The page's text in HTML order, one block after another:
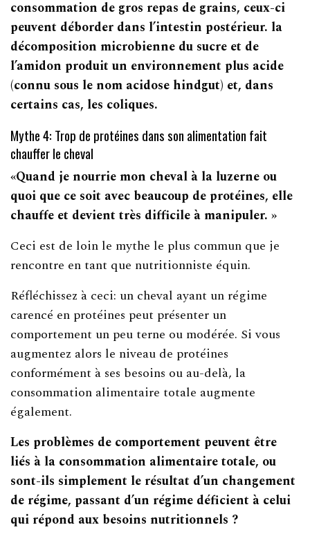
consommation de gros repas de grains, ceux-ci
peuvent déborder dans l’intestin postérieur. la
décomposition microbienne du sucre et de
l’amidon produit un environnement plus acide
(connu sous le nom acidose hindgut) et, dans
certains cas, les coliques.
Mythe 4: Trop de protéines dans son alimentation fait
chauffer le cheval
«Quand je nourrie mon cheval à la luzerne ou
quoi que ce soit avec beaucoup de protéines, elle
chauffe et devient très difficile à manipuler. »
Ceci est de loin le mythe le plus commun que je
rencontre en tant que nutritionniste équin.
Réfléchissez à ceci: un cheval ayant un régime
carencé en protéines peut présenter un
comportement un peu terne ou modérée. Si vous
augmentez alors le niveau de protéines
conformément à ses besoins ou au-delà, la
consommation alimentaire totale augmente
également.
Les problèmes de comportement peuvent être
liés à la consommation alimentaire totale, ou
sont-ils simplement le résultat d’un changement
de régime, passant d’un régime déficient à celui
qui répond aux besoins nutritionnels ?